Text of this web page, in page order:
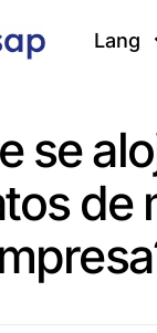
Lang
se
de